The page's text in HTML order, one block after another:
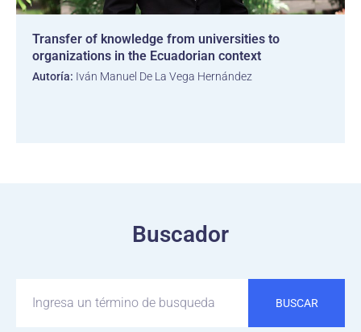
Transfer of knowledge from universities to
organizations in the Ecuadorian context
Autoría: Iván Manuel De La Vega Hernández
Buscador
BUSCAR